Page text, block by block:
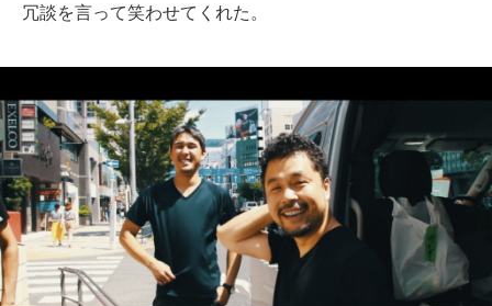
冗談を言って笑わせてくれた。